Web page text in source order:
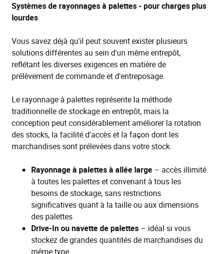
Systèmes de rayonnages à palettes - pour charges plus
lourdes
Vous savez déjà qu'il peut souvent exister plusieurs
solutions différentes au sein d'un même entrepôt,
reflétant les diverses exigences en matière de
prélèvement de commande et d'entreposage.
Le rayonnage à palettes représente la méthode
traditionnelle de stockage en entrepôt, mais la
conception peut considérablement améliorer la rotation
des stocks, la facilité d'accès et la façon dont les
marchandises sont prélevées dans votre stock.
Rayonnage à palettes à allée large – accès illimité
à toutes les palettes et convenant à tous les
besoins de stockage, sans restrictions
significatives quant à la taille ou aux dimensions
des palettes
Drive-In ou navette de palettes – idéal si vous
stockez de grandes quantités de marchandises du
même type